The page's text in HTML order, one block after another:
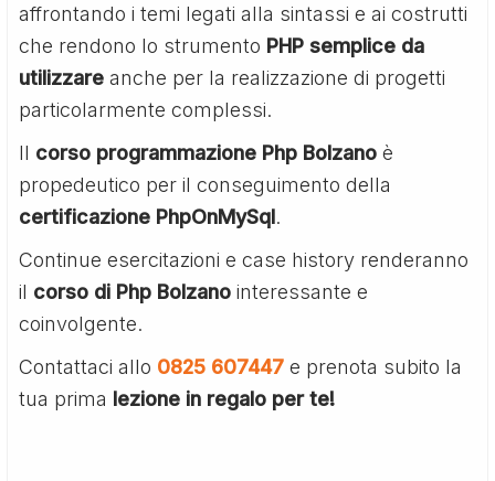
affrontando i temi legati alla sintassi e ai costrutti
che rendono lo strumento PHP semplice da
utilizzare anche per la realizzazione di progetti
particolarmente complessi.
Il corso programmazione Php Bolzano è
propedeutico per il conseguimento della
certificazione PhpOnMySql.
Continue esercitazioni e case history renderanno
il corso di Php Bolzano interessante e
coinvolgente.
Contattaci allo 0825 607447 e prenota subito la
tua prima lezione in regalo per te!